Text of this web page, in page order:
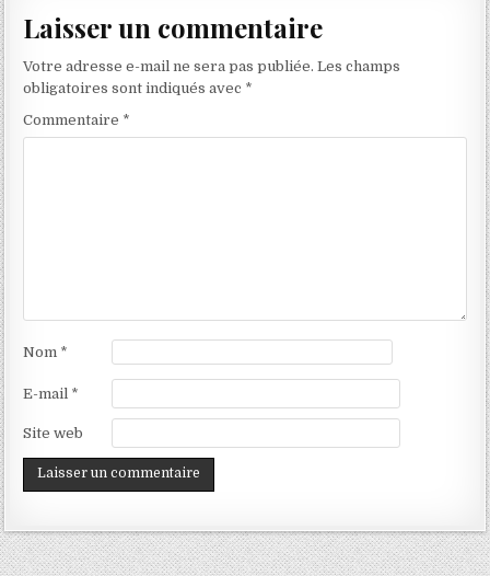
Laisser un commentaire
Votre adresse e-mail ne sera pas publiée. Les champs
obligatoires sont indiqués avec *
Commentaire *
Nom *
E-mail *
Site web